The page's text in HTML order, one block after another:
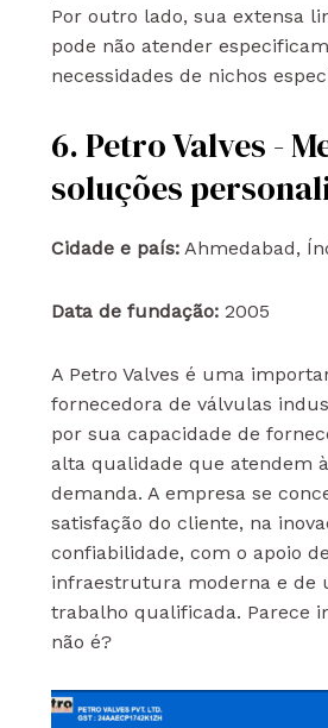
Por outro lado, sua extensa
pode não atender
necessidades de nichos
6. Petro Valves -
soluções
Cidade e país:Ahmedabad,
Data de fundação:2005
A Petro Valves é uma
fornecedora de válvulas
por sua capacidade de
alta qualidade que atendem
demanda. A empresa se
satisfação do cliente, na
confiabilidade, com o apoio
infraestrutura moderna e de
trabalho qualificada. Parece
não é?